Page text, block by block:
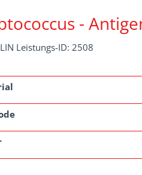
-
Leistungs-ID: 2508